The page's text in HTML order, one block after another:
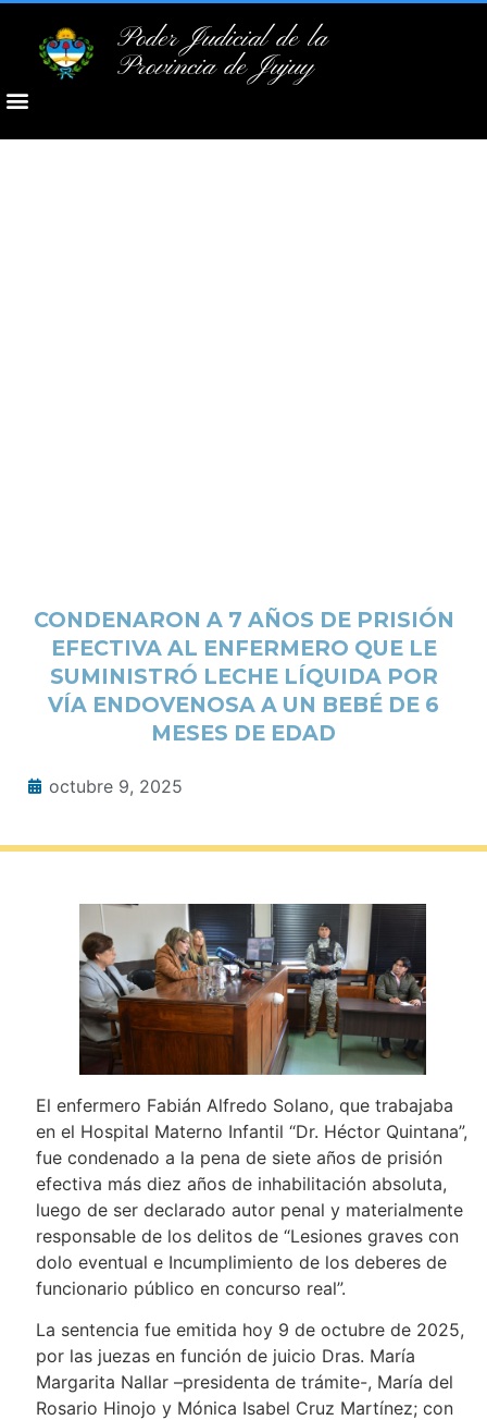
Poder Judicial de la
Provincia de Jujuy
CONDENARON A 7 AÑOS DE PRISIÓN
EFECTIVA AL ENFERMERO QUE LE
SUMINISTRÓ LECHE LÍQUIDA POR
VÍA ENDOVENOSA A UN BEBÉ DE 6
MESES DE EDAD
octubre 9, 2025
El enfermero Fabián Alfredo Solano, que trabajaba
en el Hospital Materno Infantil “Dr. Héctor Quintana”,
fue condenado a la pena de siete años de prisión
efectiva más diez años de inhabilitación absoluta,
luego de ser declarado autor penal y materialmente
responsable de los delitos de “Lesiones graves con
dolo eventual e Incumplimiento de los deberes de
funcionario público en concurso real”.
La sentencia fue emitida hoy 9 de octubre de 2025,
por las juezas en función de juicio Dras. María
Margarita Nallar –presidenta de trámite-, María del
Rosario Hinojo y Mónica Isabel Cruz Martínez; con